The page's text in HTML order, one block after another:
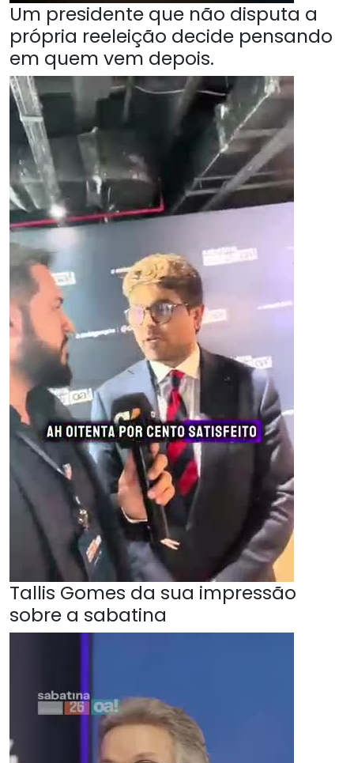
Um presidente que não disputa a
própria reeleição decide pensando
em quem vem depois.
Tallis Gomes da sua impressão
sobre a sabatina